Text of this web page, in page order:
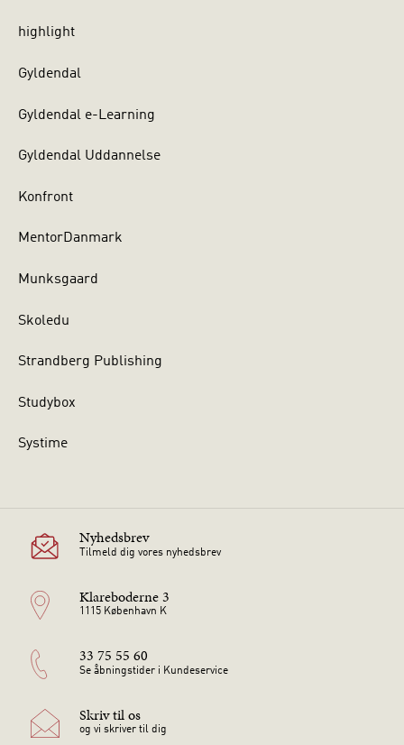
highlight
Gyldendal
Gyldendal e-Learning
Gyldendal Uddannelse
Konfront
MentorDanmark
Munksgaard
Skoledu
Strandberg Publishing
Studybox
Systime
Nyhedsbrev
Tilmeld dig vores nyhedsbrev
Klareboderne 3
1115 København K
33 75 55 60
Se åbningstider i Kundeservice
Skriv til os
og vi skriver til dig